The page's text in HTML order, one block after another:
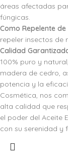
áreas afectadas
fúngicas.
Como Repelente de
repeler insectos de
Calidad
100% puro y
madera de cedro,
potencia y la
Cosmética, nos
alta calidad que
el poder del Aceite
con su serenidad y